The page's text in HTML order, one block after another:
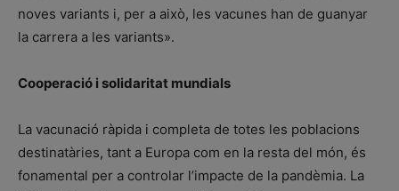
noves variants i, per a això, les vacunes han de guanyar
la carrera a les variants».
Cooperació i solidaritat mundials
La vacunació ràpida i completa de totes les poblacions
destinatàries, tant a Europa com en la resta del món, és
fonamental per a controlar l’impacte de la pandèmia. La